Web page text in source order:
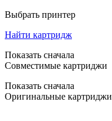
Выбрать принтер
Найти картридж
Показать сначала
Совместимые картриджи
Показать сначала
Оригинальные картриджи